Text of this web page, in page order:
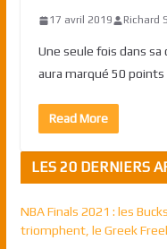
17 avril 2019 Richard
Une seule fois dans sa
aura marqué 50
Read More
LES 20 DERNIERS
NBA Finals 2021 : les
triomphent, le Greek